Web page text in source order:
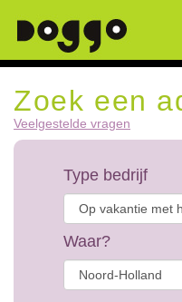
Zoek een
Veelgestelde vragen
Type bedrijf
Waar?